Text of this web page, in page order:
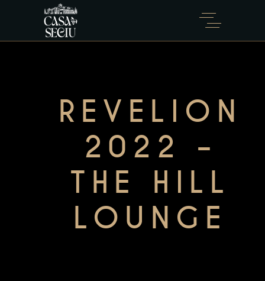
REVELION
2022 –
THE HILL
LOUNGE